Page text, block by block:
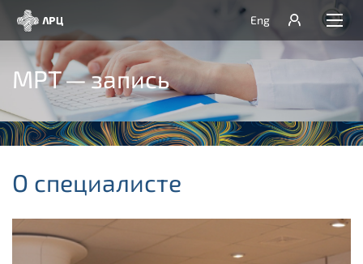
Eng
МРТ — запись
О специалисте